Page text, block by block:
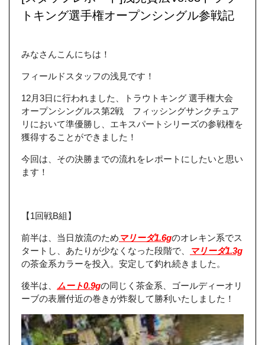
トキング選手権オープンシングル参戦記
みなさんこんにちは！
フィールドスタッフの浅見です！
12月3日に行われました、トラウトキング 選手権大会
オープンシングルス第2戦 フィッシングサンクチュア
リにおいて準優勝し、エキスパートシリーズの参戦権を
獲得することができました！
今回は、その決勝までの流れをレポートにしたいと思い
ます！
【1回戦B組】
前半は、当日放流のため マリーダ1.6gのオレキン系でス
タートし、あたりが少なくなった段階で、
マリーダ1.3g
の茶金系カラーを投入。安定して釣れ続きました。
後半は、 ムート0.9gの同じく茶金系、ゴールディーオリ
ーブの表層付近の巻きが炸裂して勝利いたしました！